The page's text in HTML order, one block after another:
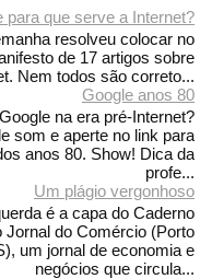
para que serve a Internet?
resolveu colocar no
de 17 artigos sobre
Nem todos são correto...
Google anos 80
na era pré-Internet?
som e aperte no link para
anos 80. Show! Dica da
profe...
Um plágio vergonhoso
é a capa do Caderno
Jornal do Comércio (Porto
um jornal de economia e
negócios que circula...